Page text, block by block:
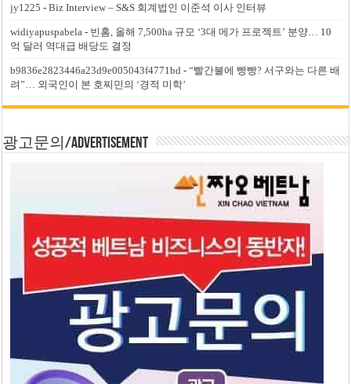
jy1225 -Biz Interview – S&S 회계법인 이준석 이사 인터뷰
widiyapuspabela - 빈홈, 올해 7,500ha 규모 ‘3대 메가 프로젝트’ 분양… 10
억 달러 역대급 배당도 결정
b9836e2823446a23d9e005043f4771bd -“빨간불에 빵빵? 서구와는 다른 배
려”… 외국인이 본 호찌민의 ‘경적 미학’
광고문의/Advertisement